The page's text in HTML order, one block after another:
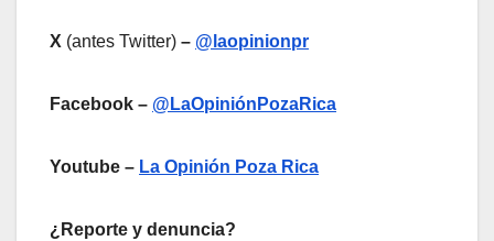
X (antes Twitter) – @laopinionpr
Facebook – @LaOpiniónPozaRica
Youtube – La Opinión Poza Rica
¿Reporte y denuncia?